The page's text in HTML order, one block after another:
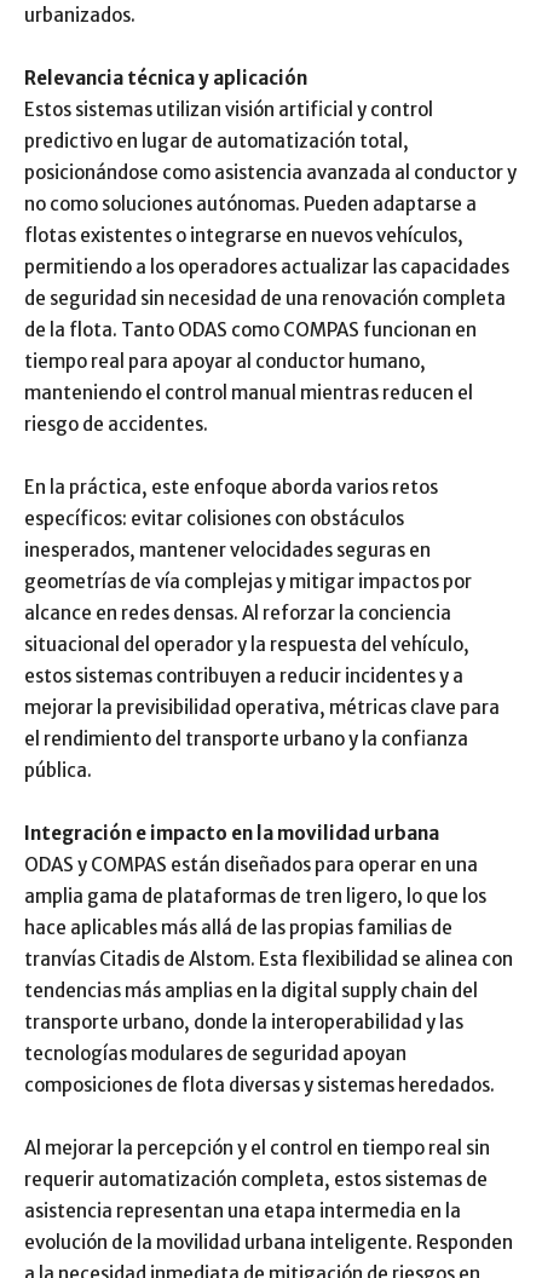
urbanizados.
Relevancia técnica y aplicación
Estos sistemas utilizan visión artificial y control
predictivo en lugar de automatización total,
posicionándose como asistencia avanzada al conductor y
no como soluciones autónomas. Pueden adaptarse a
flotas existentes o integrarse en nuevos vehículos,
permitiendo a los operadores actualizar las capacidades
de seguridad sin necesidad de una renovación completa
de la flota. Tanto ODAS como COMPAS funcionan en
tiempo real para apoyar al conductor humano,
manteniendo el control manual mientras reducen el
riesgo de accidentes.
En la práctica, este enfoque aborda varios retos
específicos: evitar colisiones con obstáculos
inesperados, mantener velocidades seguras en
geometrías de vía complejas y mitigar impactos por
alcance en redes densas. Al reforzar la conciencia
situacional del operador y la respuesta del vehículo,
estos sistemas contribuyen a reducir incidentes y a
mejorar la previsibilidad operativa, métricas clave para
el rendimiento del transporte urbano y la confianza
pública.
Integración e impacto en la movilidad urbana
ODAS y COMPAS están diseñados para operar en una
amplia gama de plataformas de tren ligero, lo que los
hace aplicables más allá de las propias familias de
tranvías Citadis de Alstom. Esta flexibilidad se alinea con
tendencias más amplias en la digital supply chain del
transporte urbano, donde la interoperabilidad y las
tecnologías modulares de seguridad apoyan
composiciones de flota diversas y sistemas heredados.
Al mejorar la percepción y el control en tiempo real sin
requerir automatización completa, estos sistemas de
asistencia representan una etapa intermedia en la
evolución de la movilidad urbana inteligente. Responden